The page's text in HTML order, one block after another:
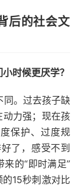
后的社会文
时候更厌学？
同。过去孩子缺
动力强；现在孩
保护、过度规
了，感受不到
的“即时满足”
15秒刺激对比